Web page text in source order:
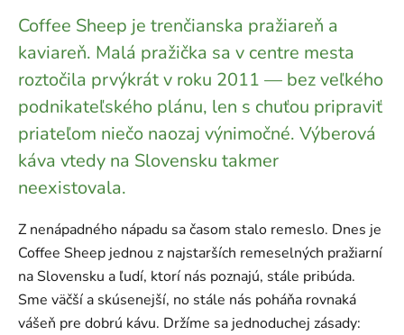
Coffee Sheep je trenčianska pražiareň a
kaviareň. Malá pražička sa v centre mesta
roztočila prvýkrát v roku 2011 — bez veľkého
podnikateľského plánu, len s chuťou pripraviť
priateľom niečo naozaj výnimočné. Výberová
káva vtedy na Slovensku takmer
neexistovala.
Z nenápadného nápadu sa časom stalo remeslo. Dnes je
Coffee Sheep jednou z najstarších remeselných pražiarní
na Slovensku a ľudí, ktorí nás poznajú, stále pribúda.
Sme väčší a skúsenejší, no stále nás poháňa rovnaká
vášeň pre dobrú kávu. Držíme sa jednoduchej zásady: